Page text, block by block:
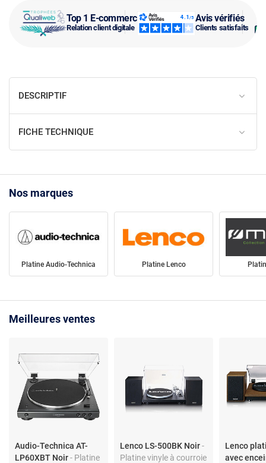
Top 1 E-commerce
Relation client digitale
Avis vérifiés
Clients satisfaits
DESCRIPTIF
FICHE TECHNIQUE
Nos marques
Platine Audio-Technica Platine Lenco
Meilleures ventes
Audio-Technica AT-
LP60XBT Noir- Platine
Lenco LS-500BK Noir-
Platine vinyle à courroie
Lenco
avec